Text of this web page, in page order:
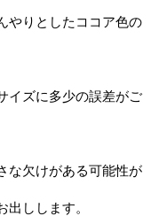
やりとしたココア色の
イズに多少の誤差がご
な欠けがある可能性が
しします。